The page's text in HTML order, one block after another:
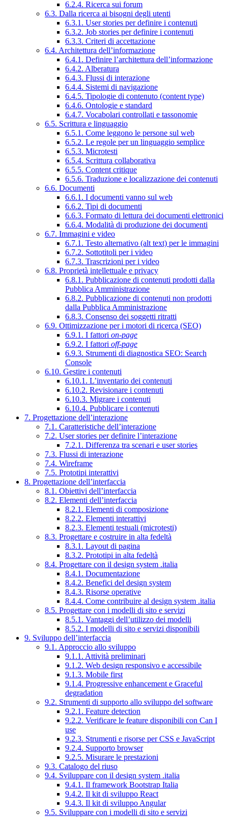
6.2.4. Ricerca sui forum
6.3. Dalla ricerca ai bisogni degli utenti
6.3.1. User stories per definire i contenuti
6.3.2. Job stories per definire i contenuti
6.3.3. Criteri di accettazione
6.4. Architettura dell’informazione
6.4.1. Definire l’architettura dell’informazione
6.4.2. Alberatura
6.4.3. Flussi di interazione
6.4.4. Sistemi di navigazione
6.4.5. Tipologie di contenuto (content type)
6.4.6. Ontologie e standard
6.4.7. Vocabolari controllati e tassonomie
6.5. Scrittura e linguaggio
6.5.1. Come leggono le persone sul web
6.5.2. Le regole per un linguaggio semplice
6.5.3. Microtesti
6.5.4. Scrittura collaborativa
6.5.5. Content critique
6.5.6. Traduzione e localizzazione dei contenuti
6.6. Documenti
6.6.1. I documenti vanno sul web
6.6.2. Tipi di documenti
6.6.3. Formato di lettura dei documenti elettronici
6.6.4. Modalità di produzione dei documenti
6.7. Immagini e video
6.7.1. Testo alternativo (alt text) per le immagini
6.7.2. Sottotitoli per i video
6.7.3. Trascrizioni per i video
6.8. Proprietà intellettuale e privacy
6.8.1. Pubblicazione di contenuti prodotti dalla
Pubblica Amministrazione
6.8.2. Pubblicazione di contenuti non prodotti
dalla Pubblica Amministrazione
6.8.3. Consenso dei soggetti ritratti
6.9. Ottimizzazione per i motori di ricerca (SEO)
6.9.1. I fattori on-page
6.9.2. I fattori off-page
6.9.3. Strumenti di diagnostica SEO: Search
Console
6.10. Gestire i contenuti
6.10.1. L’inventario dei contenuti
6.10.2. Revisionare i contenuti
6.10.3. Migrare i contenuti
6.10.4. Pubblicare i contenuti
7. Progettazione dell’interazione
7.1. Caratteristiche dell’interazione
7.2. User stories per definire l’interazione
7.2.1. Differenza tra scenari e user stories
7.3. Flussi di interazione
7.4. Wireframe
7.5. Prototipi interattivi
8. Progettazione dell’interfaccia
8.1. Obiettivi dell’interfaccia
8.2. Elementi dell’interfaccia
8.2.1. Elementi di composizione
8.2.2. Elementi interattivi
8.2.3. Elementi testuali (microtesti)
8.3. Progettare e costruire in alta fedeltà
8.3.1. Layout di pagina
8.3.2. Prototipi in alta fedeltà
8.4. Progettare con il design system .italia
8.4.1. Documentazione
8.4.2. Benefici del design system
8.4.3. Risorse operative
8.4.4. Come contribuire al design system .italia
8.5. Progettare con i modelli di sito e servizi
8.5.1. Vantaggi dell’utilizzo dei modelli
8.5.2. I modelli di sito e servizi disponibili
9. Sviluppo dell’interfaccia
9.1. Approccio allo sviluppo
9.1.1. Attività preliminari
9.1.2. Web design responsivo e accessibile
9.1.3. Mobile first
9.1.4. Progressive enhancement e Graceful
degradation
9.2. Strumenti di supporto allo sviluppo del software
9.2.1. Feature detection
9.2.2. Verificare le feature disponibili con Can I
use
9.2.3. Strumenti e risorse per CSS e JavaScript
9.2.4. Supporto browser
9.2.5. Misurare le prestazioni
9.3. Catalogo del riuso
9.4. Sviluppare con il design system .italia
9.4.1. Il framework Bootstrap Italia
9.4.2. Il kit di sviluppo React
9.4.3. Il kit di sviluppo Angular
9.5. Sviluppare con i modelli di sito e servizi